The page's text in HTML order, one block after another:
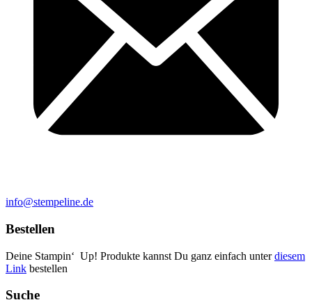
info@stempeline.de
Bestellen
Deine Stampin‘ Up! Produkte kannst Du ganz einfach unterdiesem
Link bestellen
Suche